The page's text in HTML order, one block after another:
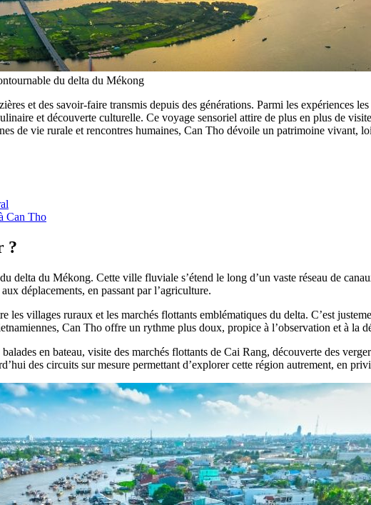
du delta du Mékong
et des savoir-faire transmis depuis des générations. Parmi les expériences
et découverte culturelle. Ce voyage sensoriel attire de plus en plus de
de vie rurale et rencontres humaines, Can Tho dévoile un patrimoine vivant,
Can Tho
?
delta du Mékong. Cette ville fluviale s’étend le long d’un vaste réseau de
déplacements, en passant par l’agriculture.
villages ruraux et les marchés flottants emblématiques du delta. C’est
Can Tho offre un rythme plus doux, propice à l’observation et à la
en bateau, visite des marchés flottants de Cai Rang, découverte des
des circuits sur mesure permettant d’explorer cette région autrement, en